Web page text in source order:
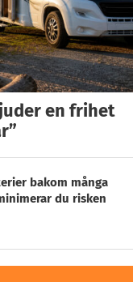
en frihet
bakom många
du risken